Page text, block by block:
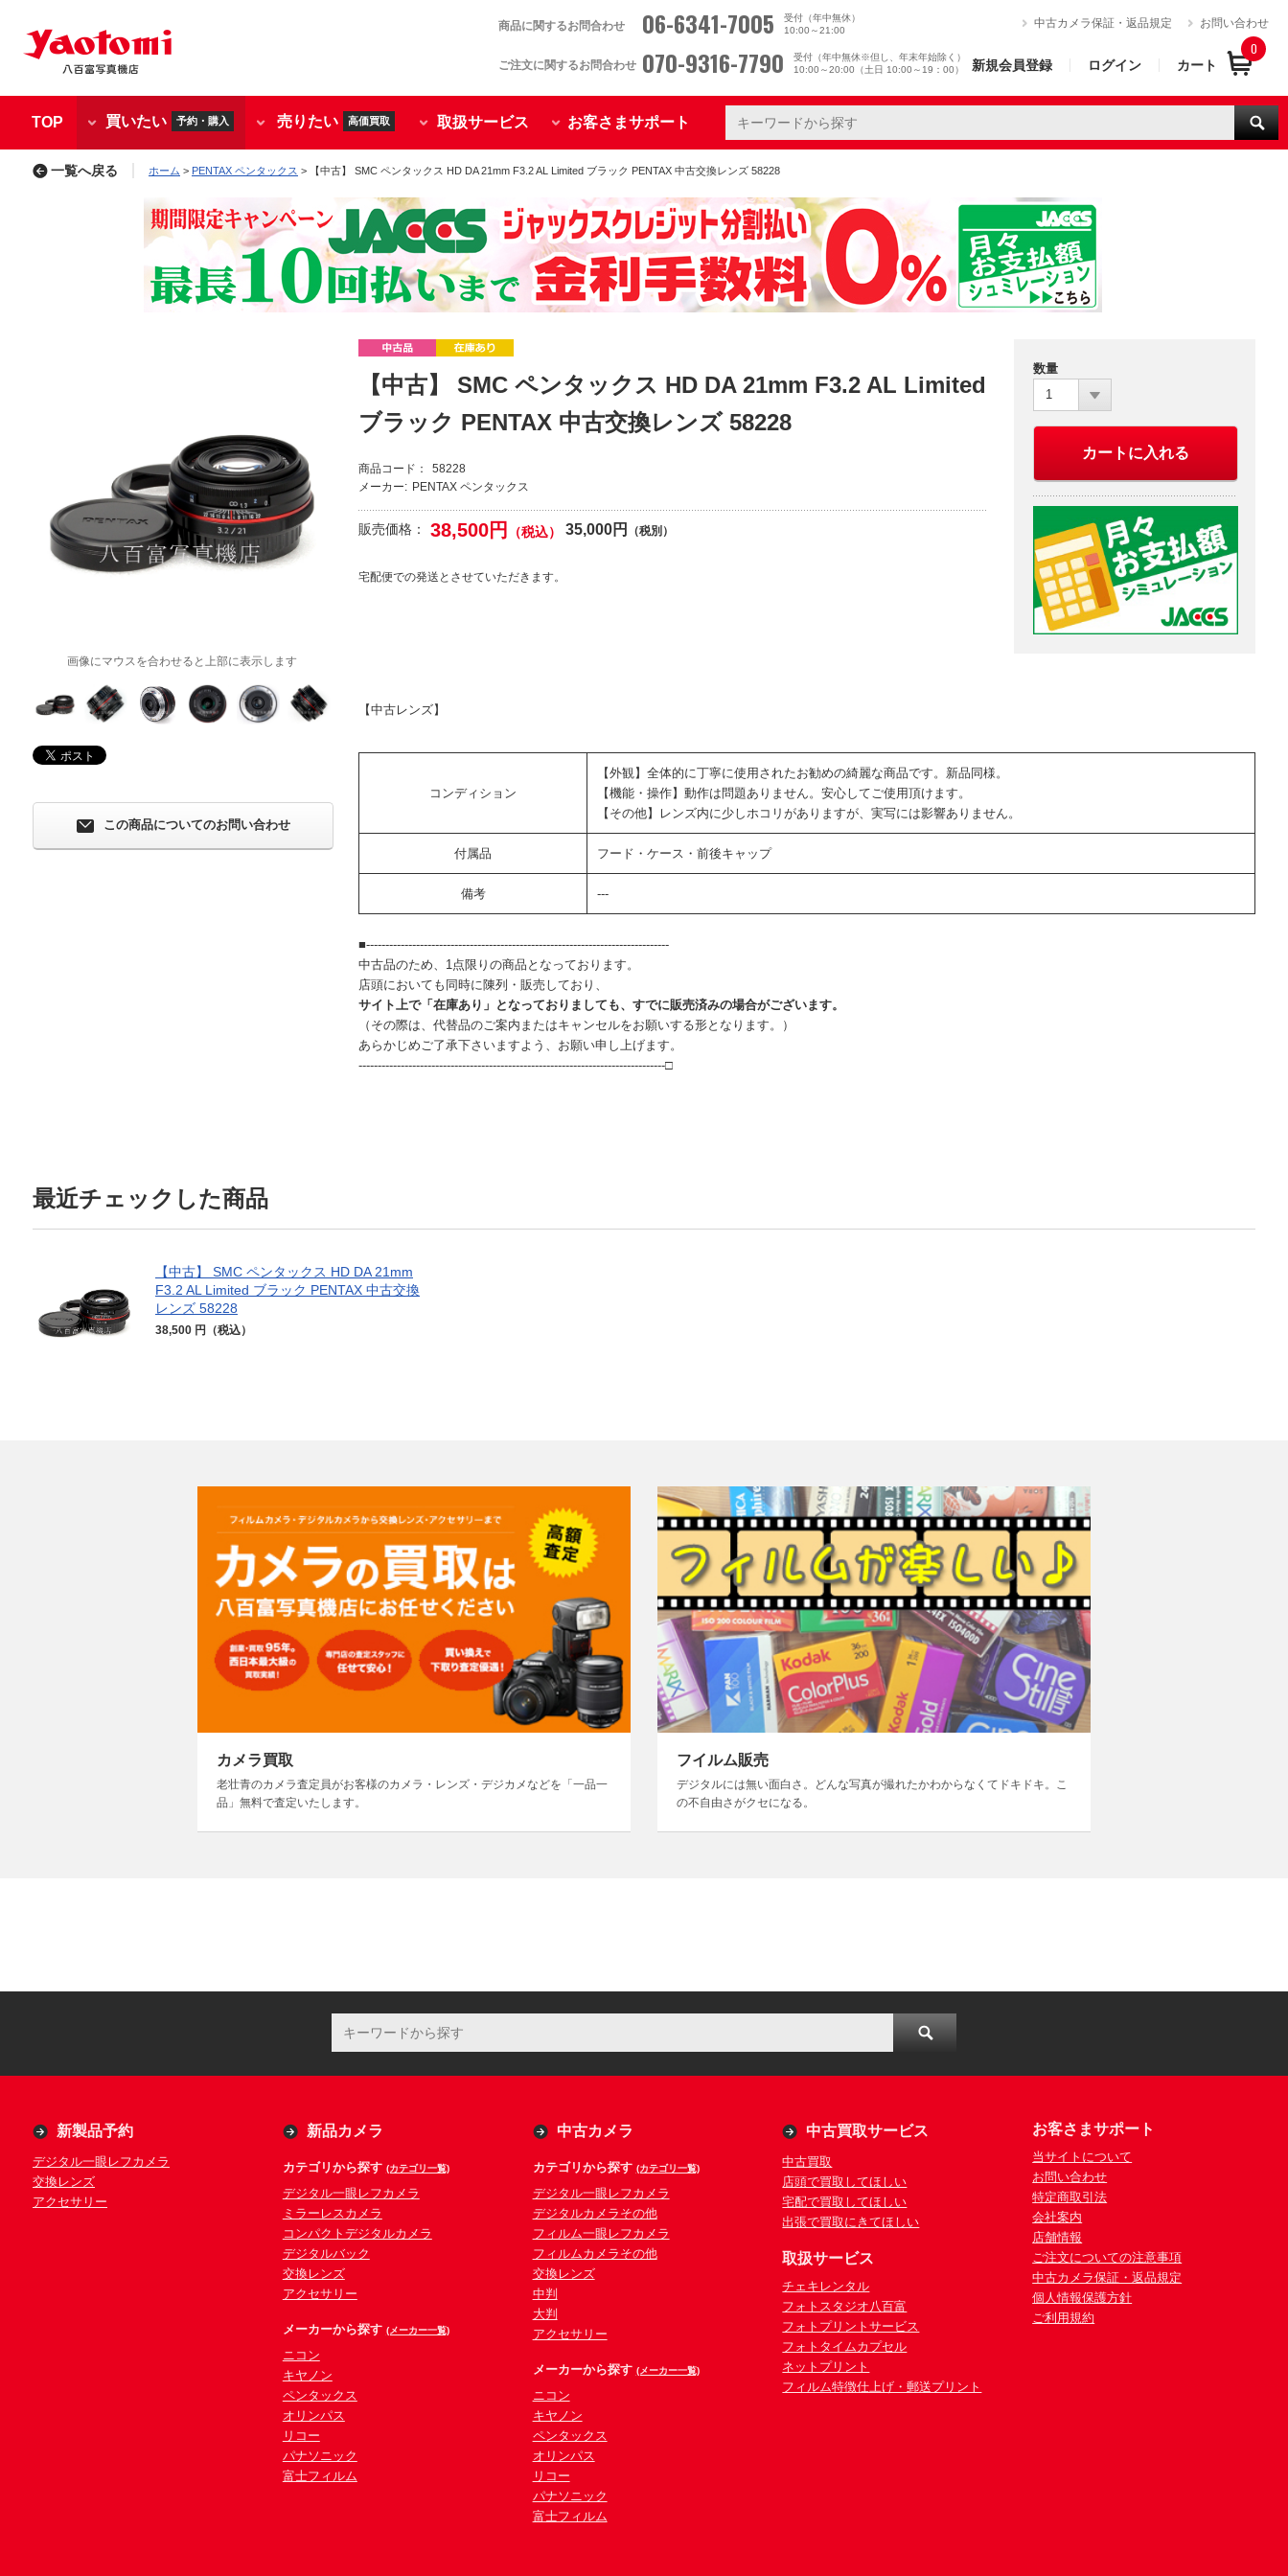
商品に関するお問合わせ 06-6341-7005
受付（年中無休）
10:00～21:00
ご注文に関するお問合わせ 070-9316-7790
受付（年中無休※但し、年末年始除く）
10:00～20:00（土日 10:00～19：00）
中古カメラ保証・返品規定 お問い合わせ
新規会員登録 ログイン カート
0
TOP 買いたい 予約・購入 売りたい 高価買取 取扱サービス お客さまサポート
一覧へ戻る ホーム > PENTAX ペンタックス > 【中古】 SMC ペンタックス HD DA 21mm F3.2 AL Limited ブラック PENTAX 中古交換レンズ 58228
【中古】 SMC ペンタックス HD DA 21mm F3.2 AL Limited
ブラック PENTAX 中古交換レンズ 58228
商品コード：
58228
メーカー: PENTAX ペンタックス
販売価格： 38,500円 （税込） 35,000円 （税別）
宅配便での発送とさせていただきます。
数量
1
カートに入れる
【中古レンズ】
コンディション
【外観】全体的に丁寧に使用されたお勧めの綺麗な商品です。新品同様。
【機能・操作】動作は問題ありません。安心してご使用頂けます。
【その他】レンズ内に少しホコリがありますが、実写には影響ありません。
付属品 フード・ケース・前後キャップ
備考 ---
■-------------------------------------------------------------------------------
中古品のため、1点限りの商品となっております。
店頭においても同時に陳列・販売しており、
サイト上で「在庫あり」となっておりましても、すでに販売済みの場合がございます。
（その際は、代替品のご案内またはキャンセルをお願いする形となります。）
あらかじめご了承下さいますよう、お願い申し上げます。
--------------------------------------------------------------------------------□
画像にマウスを合わせると上部に表示します
この商品についてのお問い合わせ
最近チェックした商品
【中古】 SMC ペンタックス HD DA 21mm
F3.2 AL Limited ブラック PENTAX 中古交換
レンズ 58228
38,500 円（税込）
カメラ買取
老壮青のカメラ査定員がお客様のカメラ・レンズ・デジカメなどを「一品一
品」無料で査定いたします。
フイルム販売
デジタルには無い面白さ。どんな写真が撮れたかわからなくてドキドキ。こ
の不自由さがクセになる。
新製品予約
デジタル一眼レフカメラ
交換レンズ
アクセサリー
新品カメラ
カテゴリから探す (カテゴリ一覧)
デジタル一眼レフカメラ
ミラーレスカメラ
コンパクトデジタルカメラ
デジタルバック
交換レンズ
アクセサリー
メーカーから探す (メーカー一覧)
ニコン
キヤノン
ペンタックス
オリンパス
リコー
パナソニック
富士フィルム
中古カメラ
カテゴリから探す (カテゴリ一覧)
デジタル一眼レフカメラ
デジタルカメラその他
フィルム一眼レフカメラ
フィルムカメラその他
交換レンズ
中判
大判
アクセサリー
メーカーから探す (メーカー一覧)
ニコン
キヤノン
ペンタックス
オリンパス
リコー
パナソニック
富士フィルム
中古買取サービス
中古買取
店頭で買取してほしい
宅配で買取してほしい
出張で買取にきてほしい
取扱サービス
チェキレンタル
フォトスタジオ八百富
フォトプリントサービス
フォトタイムカプセル
ネットプリント
フィルム特徴仕上げ・郵送プリント
お客さまサポート
当サイトについて
お問い合わせ
特定商取引法
会社案内
店舗情報
ご注文についての注意事項
中古カメラ保証・返品規定
個人情報保護方針
ご利用規約